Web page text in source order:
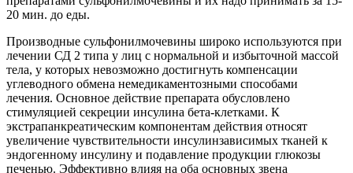
20 мин. до еды.
Производные сульфонилмочевины широко используются при
лечении СД 2 типа у лиц с нормальной и избыточной массой
тела, у которых невозможно достигнуть компенсации
углеводного обмена немедикаментозными способами
лечения. Основное действие препарата обусловлено
стимуляцией секреции инсулина бета-клетками. К
экстрапанкреатическим компонентам действия относят
увеличение чувствительности инсулинзависимых тканей к
эндогенному инсулину и подавление продукции глюкозы
печенью. Эффективно влияя на оба основных звена